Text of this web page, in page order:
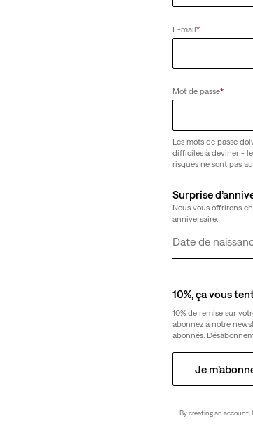
E-mail*
Mot de passe*
Les mots de passe
difficiles à deviner -
risqués ne sont pas
Surprise
Nous vous offrirons
anniversaire.
Jour
Mois
Année
10%, ça vous
10% de remise sur
abonnez à notre
abonnés.
Je
By creating an account,